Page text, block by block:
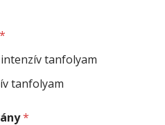
*
tanfolyam
tanfolyam
*